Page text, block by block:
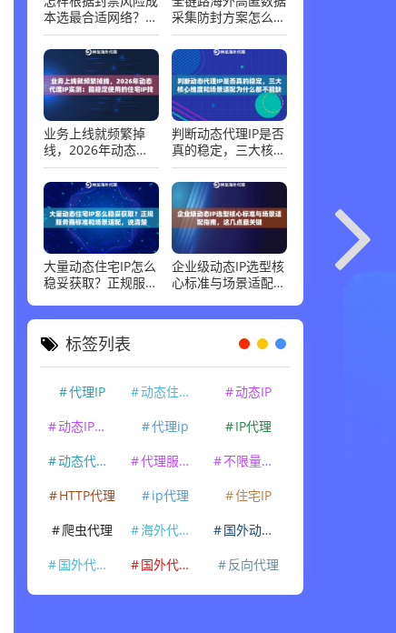
怎样根据封禁风险成
本选最合适网络？控
指南
全链路海外高匿数据
采集防封方案怎么
请求伪装详述
业务上线就频繁掉
线，2026年动态代
用的住宅IP找到了
判断动态代理IP是否
真的稳定，三大核心
么都不能缺
大量动态住宅IP怎么
稳妥获取？正规服务
商标准和场景适配，
说清楚
企业级动态IP选型核
心标准与场景适配指
南，这几点最关键
标签列表
代理IP 动态住宅IP
动态IP
动态IP代理
代理ip
IP代理
动态代理IP
代理服务器
不限量代理IP
HTTP代理
ip代理
住宅IP
爬虫代理
海外代理ip
国外动态IP
国外代理IP
国外代理ip 反向代理